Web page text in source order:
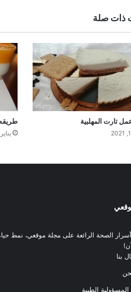
ذات صلة
تارت المهلبية
يناير 13, 2021
الصحة الرائعة على مجلة موقعي، نمط
بنا
المسؤولية الطبية